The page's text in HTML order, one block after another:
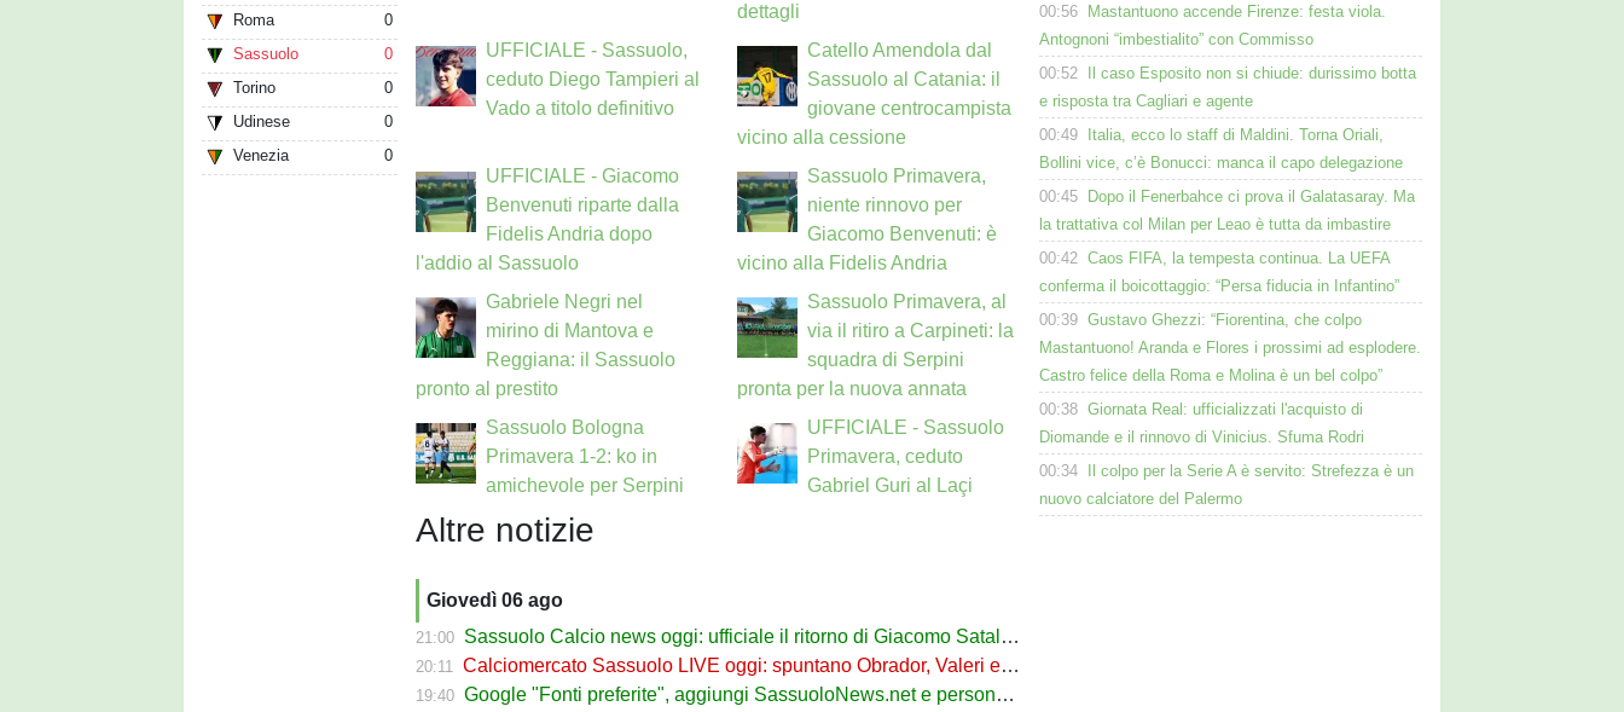
Roma
0
Sassuolo
0
Torino
0
Udinese
0
Venezia
0
dettagli
UFFICIALE - Sassuolo,
ceduto Diego Tampieri al
Vado a titolo definitivo
Catello Amendola dal
Sassuolo al Catania: il
giovane centrocampista
vicino alla cessione
UFFICIALE - Giacomo
Benvenuti riparte dalla
Fidelis Andria dopo
l'addio al Sassuolo
Sassuolo Primavera,
niente rinnovo per
Giacomo Benvenuti: è
vicino alla Fidelis Andria
Gabriele Negri nel
mirino di Mantova e
Reggiana: il Sassuolo
pronto al prestito
Sassuolo Primavera, al
via il ritiro a Carpineti: la
squadra di Serpini
pronta per la nuova annata
Sassuolo Bologna
Primavera 1-2: ko in
amichevole per Serpini
UFFICIALE - Sassuolo
Primavera, ceduto
Gabriel Guri al Laçi
Altre notizie
Giovedì 06 ago
21:00 Sassuolo Calcio news oggi: ufficiale il ritorno di Giacomo Satalino a un mese dall'addio
20:11 Calciomercato Sassuolo LIVE oggi: spuntano Obrador, Valeri e Darmian per la difesa
19:40 Google "Fonti preferite", aggiungi SassuoloNews.net e personalizza le tue notizie
00:56
Mastantuono accende Firenze: festa viola.
Antognoni “imbestialito” con Commisso
00:52
Il caso Esposito non si chiude: durissimo botta
e risposta tra Cagliari e agente
00:49
Italia, ecco lo staff di Maldini. Torna Oriali,
Bollini vice, c’è Bonucci: manca il capo delegazione
00:45
Dopo il Fenerbahce ci prova il Galatasaray. Ma
la trattativa col Milan per Leao è tutta da imbastire
00:42 Caos FIFA, la tempesta continua. La UEFA
conferma il boicottaggio: “Persa fiducia in Infantino”
00:39 Gustavo Ghezzi: “Fiorentina, che colpo
Mastantuono! Aranda e Flores i prossimi ad esplodere.
Castro felice della Roma e Molina è un bel colpo”
00:38 Giornata Real: ufficializzati l'acquisto di
Diomande e il rinnovo di Vinicius. Sfuma Rodri
00:34
Il colpo per la Serie A è servito: Strefezza è un
nuovo calciatore del Palermo